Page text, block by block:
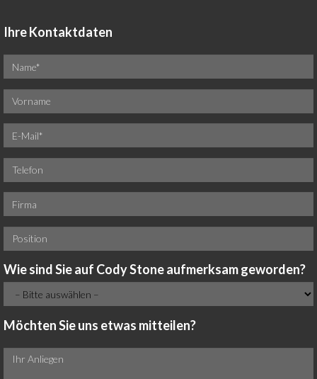
Ihre Kontaktdaten
Wie sind Sie auf Cody Stone aufmerksam geworden?
Möchten Sie uns etwas mitteilen?